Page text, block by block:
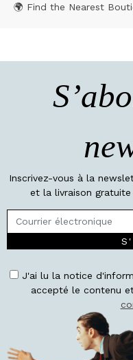
🌍 Find the Nearest
Inscrivez-vous à la
et la livraison
J'ai lu la notice
accepté le contenu